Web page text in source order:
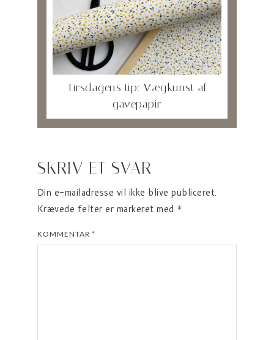
Tirsdagens tip: Vægkunst af
gavepapir
SKRIV ET SVAR
Din e-mailadresse vil ikke blive publiceret.
Krævede felter er markeret med *
KOMMENTAR *